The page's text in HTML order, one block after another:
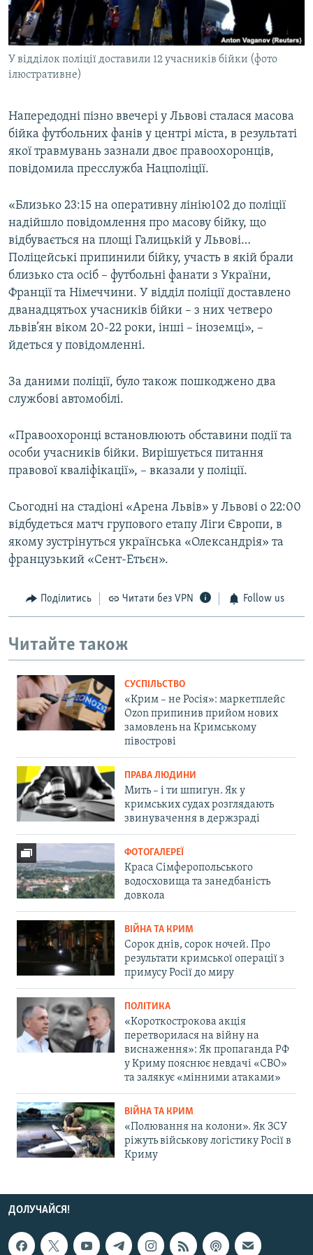
ВІДЕОУРОКИ «ELIFBE»
СВІДЧЕННЯ ОКУПАЦІЇ
УКРАЇНСЬКА ПРОБЛЕМА КРИМУ
Русский
Qırımtatar
Усі сайти RFE/RL
У відділок поліції доставили 12 учасників бійки (фото
ілюстративне)
Напередодні пізно ввечері у Львові сталася масова
бійка футбольних фанів у центрі міста, в результаті
якої травмувань зазнали двоє правоохоронців,
повідомила пресслужба Нацполіції.
«Близько 23:15 на оперативну лінію102 до поліції
надійшло повідомлення про масову бійку, що
відбувається на площі Галицькій у Львові…
Поліцейські припинили бійку, участь в якій брали
близько ста осіб – футбольні фанати з України,
Франції та Німеччини. У відділ поліції доставлено
дванадцятьох учасників бійки – з них четверо
львів’ян віком 20-22 роки, інші – іноземці», –
йдеться у повідомленні.
За даними поліції, було також пошкоджено два
службові автомобілі.
«Правоохоронці встановлюють обставини події та
особи учасників бійки. Вирішується питання
правової кваліфікації», – вказали у поліції.
Сьогодні на стадіоні «Арена Львів» у Львові о 22:00
відбудеться матч групового етапу Ліги Європи, в
якому зустрінуться українська «Олександрія» та
французький «Сент-Етьєн».
Поділитись Читати без VPN Follow us
Читайте також
СУСПІЛЬСТВО
«Крим – не Росія»: маркетплейс
Ozon припинив прийом нових
замовлень на Кримському
півострові
ПРАВА ЛЮДИНИ
Мить – і ти шпигун. Як у
кримських судах розглядають
звинувачення в держзраді
ФОТОГАЛЕРЕЇ
Краса Сімферопольського
водосховища та занедбаність
довкола
ВІЙНА ТА КРИМ
Сорок днів, сорок ночей. Про
результати кримської операції з
примусу Росії до миру
ПОЛІТИКА
«Короткострокова акція
перетворилася на війну на
виснаження»: Як пропаганда РФ
у Криму пояснює невдачі «СВО»
та залякує «мінними атаками»
ВІЙНА ТА КРИМ
«Полювання на колони». Як ЗСУ
ріжуть військову логістику Росії в
Криму
ДОЛУЧАЙСЯ!